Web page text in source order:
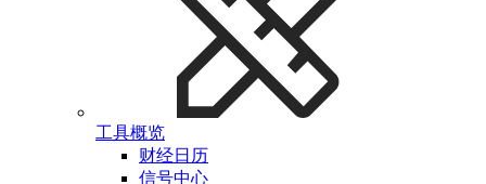
工具概览
财经日历
信号中心